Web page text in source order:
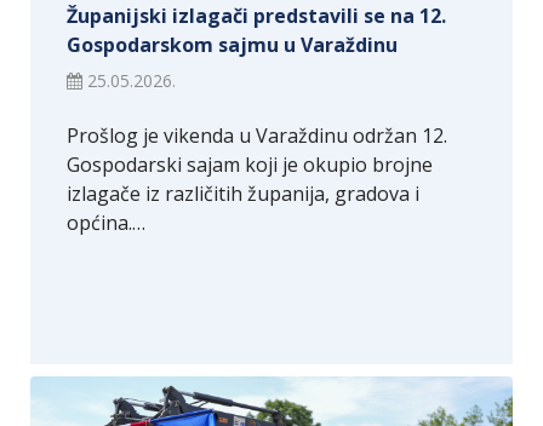
Županijski izlagači predstavili se na 12.
Gospodarskom sajmu u Varaždinu
25.05.2026.
Prošlog je vikenda u Varaždinu održan 12.
Gospodarski sajam koji je okupio brojne
izlagače iz različitih županija, gradova i
općina.…